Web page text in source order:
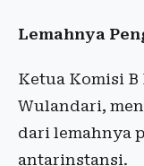
Lemahnya
Ketua Komisi B
Wulandari,
dari lemahnya
antarinstansi.